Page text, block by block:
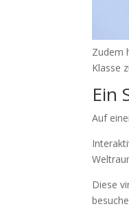
Zudem
Klasse
Ein
Auf
Diese